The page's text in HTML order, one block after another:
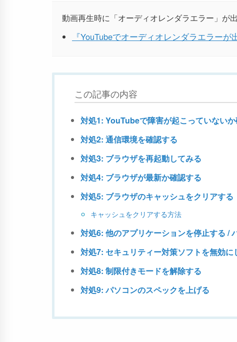
動画再生時に「オーディオレンダラエラー」が
『YouTubeでオーディオレンダラエラーが
この記事の内容
対処1: YouTubeで障害が起こっていない
対処2: 通信環境を確認する
対処3: ブラウザを再起動してみる
対処4: ブラウザが最新か確認する
対処5: ブラウザのキャッシュをクリアする
キャッシュをクリアする方法
対処6: 他のアプリケーションを停止する /
対処7: セキュリティー対策ソフトを無効に
対処8: 制限付きモードを解除する
対処9: パソコンのスペックを上げる